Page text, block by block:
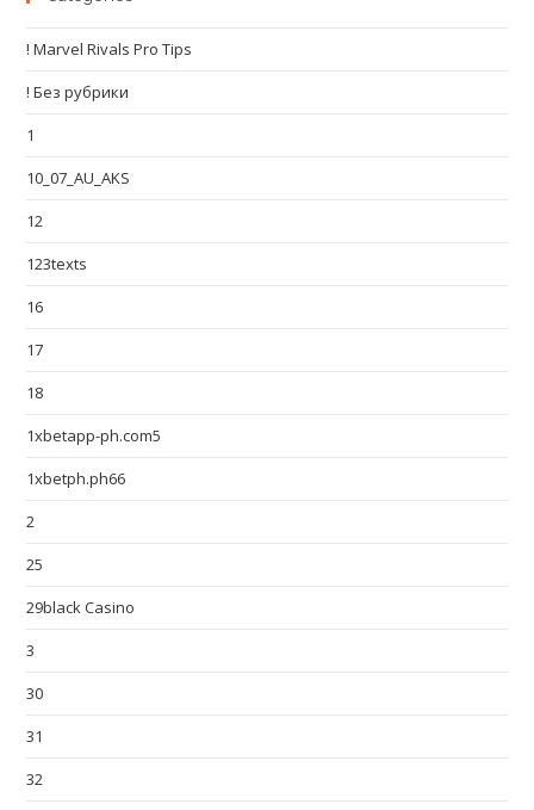
! Marvel Rivals Pro Tips
! Без рубрики
1
10_07_AU_AKS
12
123texts
16
17
18
1xbetapp-ph.com5
1xbetph.ph66
2
25
29black Casino
3
30
31
32